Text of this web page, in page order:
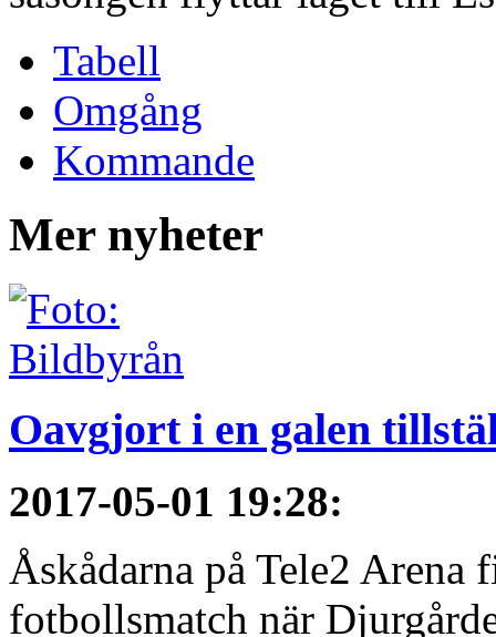
Tabell
Omgång
Kommande
Mer nyheter
Oavgjort i en galen
2017-05-01 19:28:
Åskådarna på Tele2 Arena
fotbollsmatch när